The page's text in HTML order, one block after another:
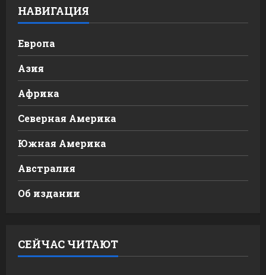
НАВИГАЦИЯ
Европа
Азия
Африка
Северная Америка
Южная Америка
Австралия
Об издании
СЕЙЧАС ЧИТАЮТ